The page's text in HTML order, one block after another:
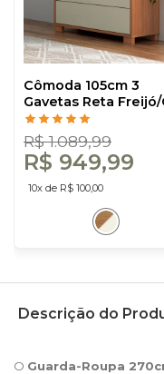
Cômoda 105cm 3
Gavetas Reta
White - Dalla Costa
R$ 1.089,99
R$ 949,99
10x de R$ 100,00
Descrição do
O Guarda-Roupa